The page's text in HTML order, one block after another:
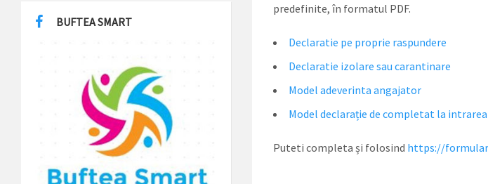
predefinite, în formatul PDF.
Declaratie pe proprie raspundere
Declaratie izolare sau carantinare
Model adeverinta angajator
Model declarație de completat la
Puteti completa și folosind https://
BUFTEA SMART